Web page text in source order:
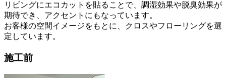
リビングにエコカットを貼ることで、調湿効果や脱臭効果が
期待でき、アクセントにもなっています。
お客様の空間イメージをもとに、クロスやフローリングを選
定しています。
施工前